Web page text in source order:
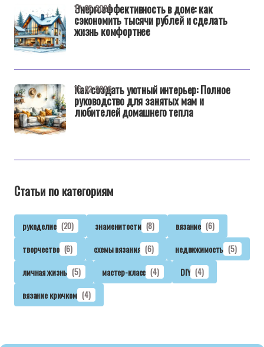
Энергоэффективность в доме: как
сэкономить тысячи рублей и сделать
жизнь комфортнее
17-02-2026
Как создать уютный интерьер: Полное
руководство для занятых мам и
любителей домашнего тепла
16-02-2026
Статьи по категориям
рукоделие (20) знаменитости (8) вязание (6)
творчество (6) схемы вязания (6) недвижимость (5)
личная жизнь (5) мастер-класс (4) DIY (4)
вязание крючком (4)